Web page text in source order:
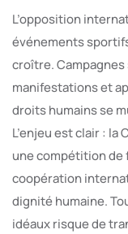
L’opposition
événements
croître.
manifestations et
droits humains se
L’enjeu est clair : la
une compétition de
coopération
dignité humaine.
idéaux risque de